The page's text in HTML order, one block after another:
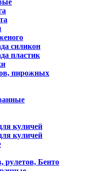
силикон
пластик
пирожных
куличей
куличей
рулетов, Бенто